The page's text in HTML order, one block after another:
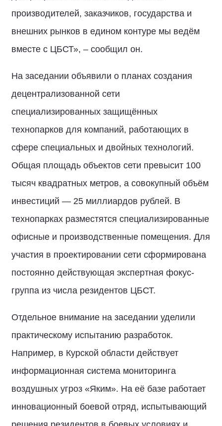
производителей, заказчиков, государства и
внешних рынков в едином контуре мы ведём
вместе с ЦБСТ», – сообщил он.
На заседании объявили о планах создания
децентрализованной сети
специализированных защищённых
технопарков для компаний, работающих в
сфере специальных и двойных технологий.
Общая площадь объектов сети превысит 100
тысяч квадратных метров, а совокупный объём
инвестиций — 25 миллиардов рублей. В
технопарках разместятся специализированные
офисные и производственные помещения. Для
участия в проектировании сети сформирована
постоянно действующая экспертная фокус-
группа из числа резидентов ЦБСТ.
Отдельное внимание на заседании уделили
практическому испытанию разработок.
Например, в Курской области действует
информационная система мониторинга
воздушных угроз «Яким». На её базе работает
инновационный боевой отряд, испытывающий